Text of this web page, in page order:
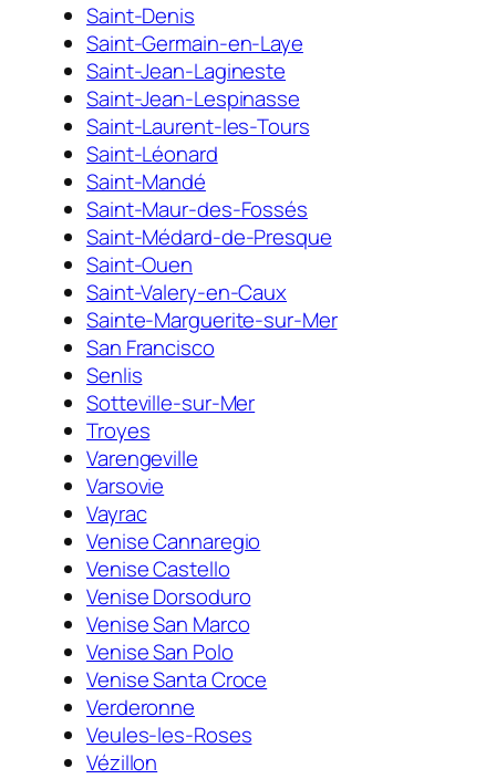
Saint-Denis
Saint-Germain-en-Laye
Saint-Jean-Lagineste
Saint-Jean-Lespinasse
Saint-Laurent-les-Tours
Saint-Léonard
Saint-Mandé
Saint-Maur-des-Fossés
Saint-Médard-de-Presque
Saint-Ouen
Saint-Valery-en-Caux
Sainte-Marguerite-sur-Mer
San Francisco
Senlis
Sotteville-sur-Mer
Troyes
Varengeville
Varsovie
Vayrac
Venise Cannaregio
Venise Castello
Venise Dorsoduro
Venise San Marco
Venise San Polo
Venise Santa Croce
Verderonne
Veules-les-Roses
Vézillon